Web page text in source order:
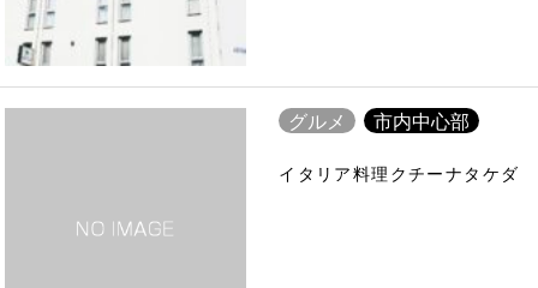
グルメ 市内中心部
イタリア料理クチーナタケダ